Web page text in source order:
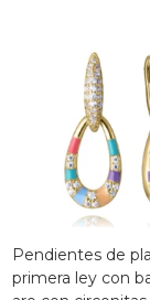
Pendientes de
primera ley con